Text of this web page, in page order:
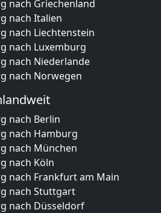
nach Griechenland
nach Italien
nach Liechtenstein
nach Luxemburg
nach Niederlande
nach Norwegen
nach Berlin
nach Hamburg
nach München
nach Köln
nach Frankfurt am Main
nach Stuttgart
nach Düsseldorf